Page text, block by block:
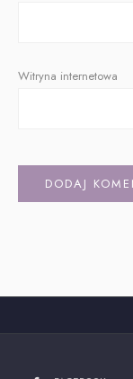
Witryna internetowa